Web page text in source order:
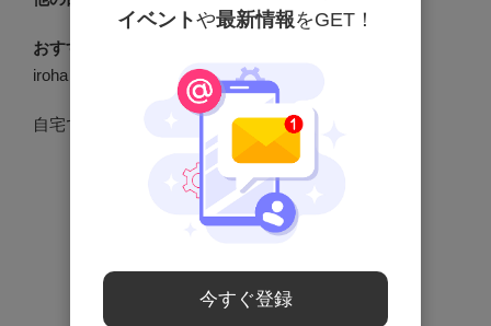
おすすめアイテム
iroha Healthcare ケーゲルチェッカー
自宅で腟圧をチェックできる骨盤底筋測定アイテム。
イベントや最新情報をGET！
今すぐ登録